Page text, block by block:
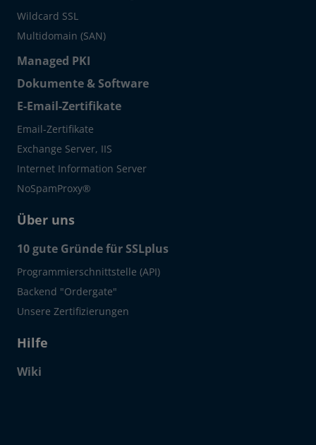
Wildcard SSL
Multidomain (SAN)
Managed PKI
Dokumente & Software
E-Email-Zertifikate
Email-Zertifikate
Exchange Server, IIS
Internet Information Server
NoSpamProxy®
Über uns
10 gute Gründe für SSLplus
Programmierschnittstelle (API)
Backend "Ordergate"
Unsere Zertifizierungen
Hilfe
Wiki